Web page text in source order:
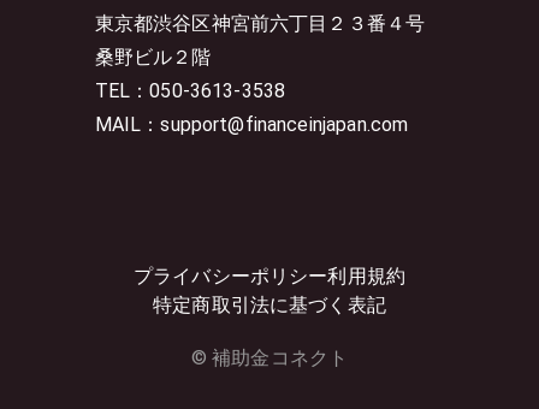
東京都渋谷区神宮前六丁目２３番４号
桑野ビル２階
TEL：050-3613-3538
MAIL：support@financeinjapan.com
プライバシーポリシー利用規約
特定商取引法に基づく表記
© 補助金コネクト